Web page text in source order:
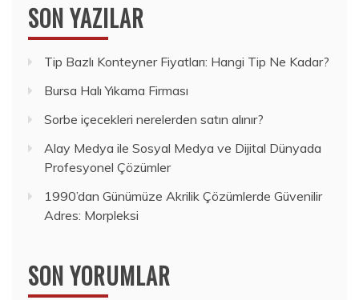
SON YAZILAR
Tip Bazlı Konteyner Fiyatları: Hangi Tip Ne Kadar?
Bursa Halı Yıkama Firması
Sorbe içecekleri nerelerden satın alınır?
Alay Medya ile Sosyal Medya ve Dijital Dünyada
Profesyonel Çözümler
1990’dan Günümüze Akrilik Çözümlerde Güvenilir
Adres: Morpleksi
SON YORUMLAR